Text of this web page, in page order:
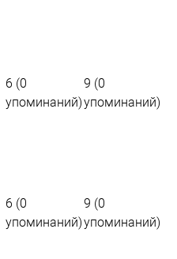
6 (0
упоминаний)
9 (0
упоминаний)
6 (0
упоминаний)
9 (0
упоминаний)